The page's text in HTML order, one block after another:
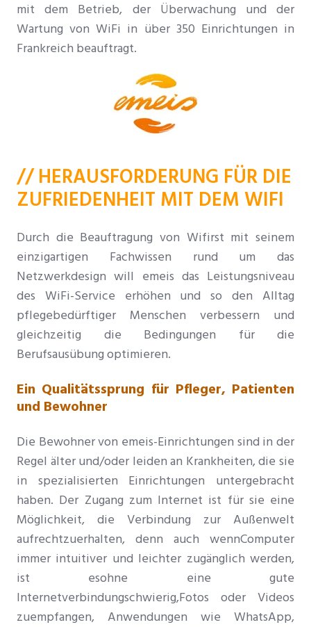
mit dem Betrieb, der Überwachung und der
Wartung von WiFi in über 350 Einrichtungen in
Frankreich beauftragt.
// HERAUSFORDERUNG FÜR DIE
ZUFRIEDENHEIT MIT DEM WIFI
Durch die Beauftragung von Wifirst mit seinem
einzigartigen Fachwissen rund um das
Netzwerkdesign will emeis das Leistungsniveau
des WiFi-Service erhöhen und so den Alltag
pflegebedürftiger Menschen verbessern und
gleichzeitig die Bedingungen für die
Berufsausübung optimieren.
Ein Qualitätssprung für Pfleger, Patienten
und Bewohner
Die Bewohner von emeis-Einrichtungen sind in der
Regel älter und/oder leiden an Krankheiten, die sie
in spezialisierten Einrichtungen untergebracht
haben. Der Zugang zum Internet ist für sie eine
Möglichkeit, die Verbindung zur Außenwelt
aufrechtzuerhalten, denn auch wennComputer
immer intuitiver und leichter zugänglich werden,
ist esohne eine gute
Internetverbindungschwierig,Fotos oder Videos
zuempfangen, Anwendungen wie WhatsApp,